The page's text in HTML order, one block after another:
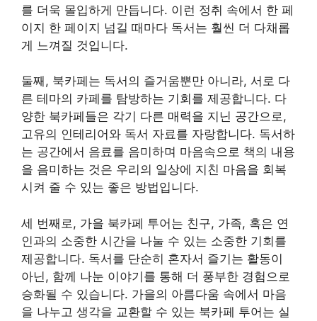
를 더욱 몰입하게 만듭니다. 이런 정취 속에서 한 페
이지 한 페이지 넘길 때마다 독서는 훨씬 더 다채롭
게 느껴질 것입니다.
둘째, 북카페는 독서의 즐거움뿐만 아니라, 서로 다
른 테마의 카페를 탐방하는 기회를 제공합니다. 다
양한 북카페들은 각기 다른 매력을 지닌 공간으로,
고유의 인테리어와 독서 자료를 자랑합니다. 독서하
는 공간에서 음료를 음미하며 마음속으로 책의 내용
을 음미하는 것은 우리의 일상에 지친 마음을 회복
시켜 줄 수 있는 좋은 방법입니다.
세 번째로, 가을 북카페 투어는 친구, 가족, 혹은 연
인과의 소중한 시간을 나눌 수 있는 소중한 기회를
제공합니다. 독서를 단순히 혼자서 즐기는 활동이
아닌, 함께 나눈 이야기를 통해 더 풍부한 경험으로
승화될 수 있습니다. 가을의 아름다움 속에서 마음
을 나누고 생각을 교환할 수 있는 북카페 투어는 실